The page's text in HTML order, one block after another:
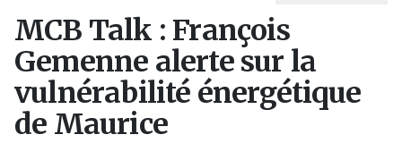
MCB Talk : François
Gemenne alerte sur la
vulnérabilité énergétique
de Maurice